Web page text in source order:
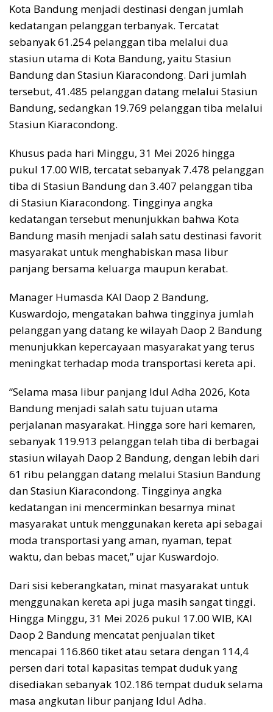
Kota Bandung menjadi destinasi dengan jumlah
kedatangan pelanggan terbanyak. Tercatat
sebanyak 61.254 pelanggan tiba melalui dua
stasiun utama di Kota Bandung, yaitu Stasiun
Bandung dan Stasiun Kiaracondong. Dari jumlah
tersebut, 41.485 pelanggan datang melalui Stasiun
Bandung, sedangkan 19.769 pelanggan tiba melalui
Stasiun Kiaracondong.
Khusus pada hari Minggu, 31 Mei 2026 hingga
pukul 17.00 WIB, tercatat sebanyak 7.478 pelanggan
tiba di Stasiun Bandung dan 3.407 pelanggan tiba
di Stasiun Kiaracondong. Tingginya angka
kedatangan tersebut menunjukkan bahwa Kota
Bandung masih menjadi salah satu destinasi favorit
masyarakat untuk menghabiskan masa libur
panjang bersama keluarga maupun kerabat.
Manager Humasda KAI Daop 2 Bandung,
Kuswardojo, mengatakan bahwa tingginya jumlah
pelanggan yang datang ke wilayah Daop 2 Bandung
menunjukkan kepercayaan masyarakat yang terus
meningkat terhadap moda transportasi kereta api.
“Selama masa libur panjang Idul Adha 2026, Kota
Bandung menjadi salah satu tujuan utama
perjalanan masyarakat. Hingga sore hari kemaren,
sebanyak 119.913 pelanggan telah tiba di berbagai
stasiun wilayah Daop 2 Bandung, dengan lebih dari
61 ribu pelanggan datang melalui Stasiun Bandung
dan Stasiun Kiaracondong. Tingginya angka
kedatangan ini mencerminkan besarnya minat
masyarakat untuk menggunakan kereta api sebagai
moda transportasi yang aman, nyaman, tepat
waktu, dan bebas macet,” ujar Kuswardojo.
Dari sisi keberangkatan, minat masyarakat untuk
menggunakan kereta api juga masih sangat tinggi.
Hingga Minggu, 31 Mei 2026 pukul 17.00 WIB, KAI
Daop 2 Bandung mencatat penjualan tiket
mencapai 116.860 tiket atau setara dengan 114,4
persen dari total kapasitas tempat duduk yang
disediakan sebanyak 102.186 tempat duduk selama
masa angkutan libur panjang Idul Adha.